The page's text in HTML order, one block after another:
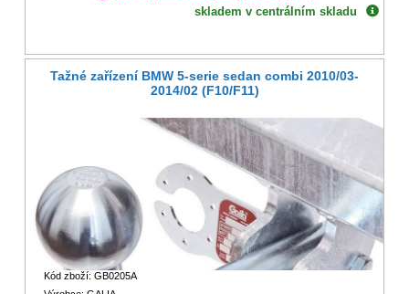
skladem v centrálním skladu
Tažné zařízení BMW 5-serie sedan combi 2010/03-
2014/02 (F10/F11)
Kód zboží: GB0205A